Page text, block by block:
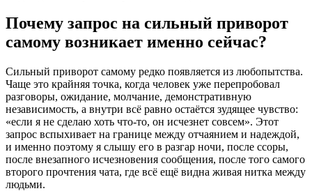
Почему запрос на сильный приворот
самому возникает именно сейчас?
Сильный приворот самому редко появляется из любопытства.
Чаще это крайняя точка, когда человек уже перепробовал
разговоры, ожидание, молчание, демонстративную
независимость, а внутри всё равно остаётся зудящее чувство:
«если я не сделаю хоть что-то, он исчезнет совсем». Этот
запрос вспыхивает на границе между отчаянием и надеждой,
и именно поэтому я слышу его в разгар ночи, после ссоры,
после внезапного исчезновения сообщения, после того самого
второго прочтения чата, где всё ещё видна живая нитка между
людьми.